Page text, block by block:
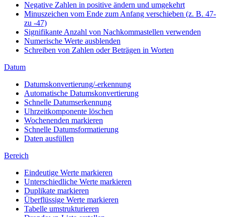
Negative Zahlen in positive ändern und umgekehrt
Minuszeichen vom Ende zum Anfang verschieben (z. B. 47-
zu -47)
Signifikante Anzahl von Nachkommastellen verwenden
Numerische Werte ausblenden
Schreiben von Zahlen oder Beträgen in Worten
Datum
Datumskonvertierung/-erkennung
Automatische Datumskonvertierung
Schnelle Datumserkennung
Uhrzeitkomponente löschen
Wochenenden markieren
Schnelle Datumsformatierung
Daten ausfüllen
Bereich
Eindeutige Werte markieren
Unterschiedliche Werte markieren
Duplikate markieren
Überflüssige Werte markieren
Tabelle umstrukturieren